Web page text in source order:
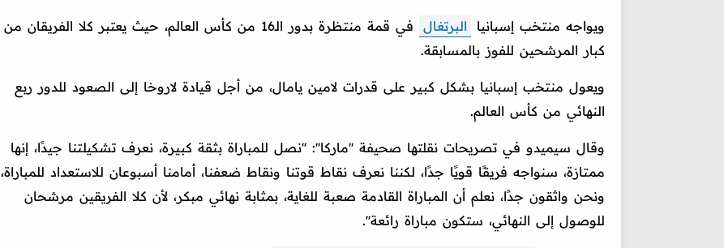
ويواجه منتخب إسبانيا البرتغال
في قمة منتظرة بدور الـ16 من كأس العالم، حيث يعتبر كلا الفريقان من
كبار المرشحين للفوز بالمسابقة.
ويعول منتخب إسبانيا بشكل كبير على قدرات لامين يامال، من أجل قيادة لاروخا إلى الصعود للدور ربع
النهائي من كأس العالم.
وقال سيميدو في تصريحات نقلتها صحيفة ''ماركا'': ''نصل للمباراة بثقة كبيرة، نعرف تشكيلتنا جيدًا، إنها
ممتازة، سنواجه فريقًا قويًا جدًا، لكننا نعرف نقاط قوتنا ونقاط ضعفنا، أمامنا أسبوعان للاستعداد للمباراة،
ونحن واثقون جدًا، نعلم أن المباراة القادمة صعبة للغاية، بمثابة نهائي مبكر، لأن كلا الفريقين مرشحان
للوصول إلى النهائي، ستكون مباراة رائعة''.